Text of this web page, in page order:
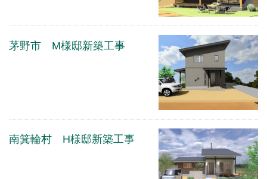
茅野市 M様邸新築工事
南箕輪村 H様邸新築工事